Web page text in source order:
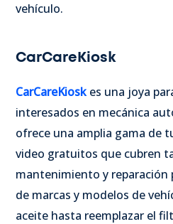
vehículo.
CarCareKiosk
CarCareKioskes una joya
interesados en mecánica
ofrece una amplia gama de
video gratuitos que cubren
mantenimiento y reparación
de marcas y modelos de
aceite hasta reemplazar el